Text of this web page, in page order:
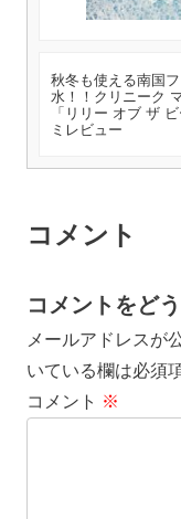
秋冬も使える南国
水！！クリニーク
「リリー オブ ザ
ミレビュー
コメント
コメントをど
メールアドレスが
いている欄は必須
コメント ※